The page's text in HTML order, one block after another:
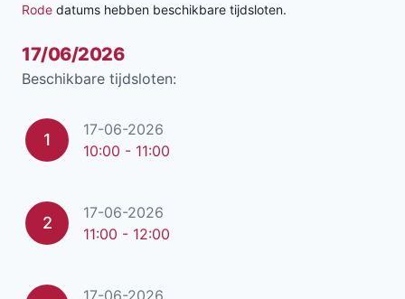
Rode datums hebben beschikbare tijdsloten.
17/06/2026
Beschikbare tijdsloten:
1
17-06-2026
10:00 - 11:00
2
17-06-2026
11:00 - 12:00
17-06-2026